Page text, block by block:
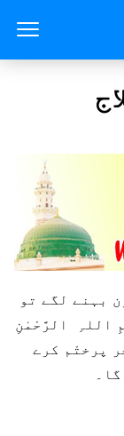
بہنے لگے تو
اللہِ الرَّحْمٰنِ
پرختْم کرے